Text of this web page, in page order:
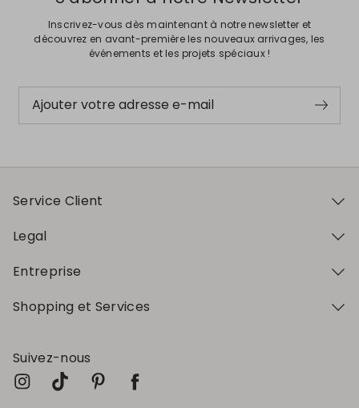
Inscrivez-vous dès maintenant à notre newsletter et
découvrez en avant-première les nouveaux arrivages, les
événements et les projets spéciaux !
Ajouter votre adresse e-mail
Service Client
Legal
Entreprise
Shopping et Services
Suivez-nous